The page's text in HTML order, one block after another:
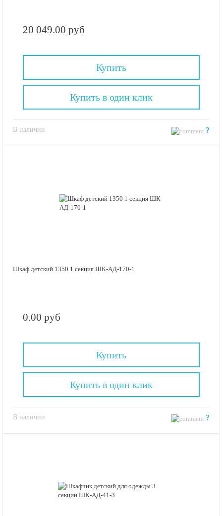
20 049.00 руб
Купить
В наличии ?
Купить в один клик
Шкаф детский 1350 1 секция ШК-АД-170-1
0.00 руб
Купить
В наличии ?
Купить в один клик